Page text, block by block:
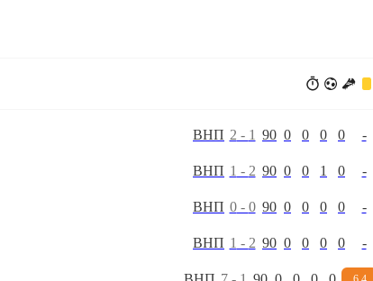
ВНП 2 - 1 90 0 0 0 0 -
ВНП 1 - 2 90 0 0 1 0 -
ВНП 0- 0 90 0 0 0 0 -
ВНП 1 - 2 90 0 0 0 0
-